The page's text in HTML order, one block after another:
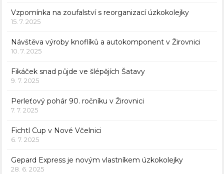
Vzpomínka na zoufalství s reorganizací úzkokolejky
15. 7. 2025
Návštěva výroby knoflíků a autokomponent v Žirovnici
10. 7. 2025
Fikáček snad půjde ve šlépějích Šatavy
9. 7. 2025
Perleťový pohár 90. ročníku v Žirovnici
7. 7. 2025
Fichtl Cup v Nové Včelnici
6. 7. 2025
Gepard Express je novým vlastníkem úzkokolejky
28. 6. 2025